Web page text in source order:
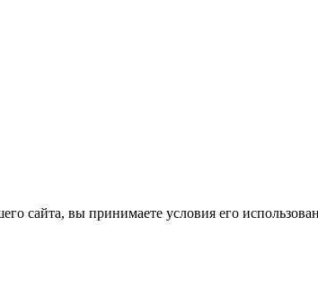
сайта, вы принимаете условия его